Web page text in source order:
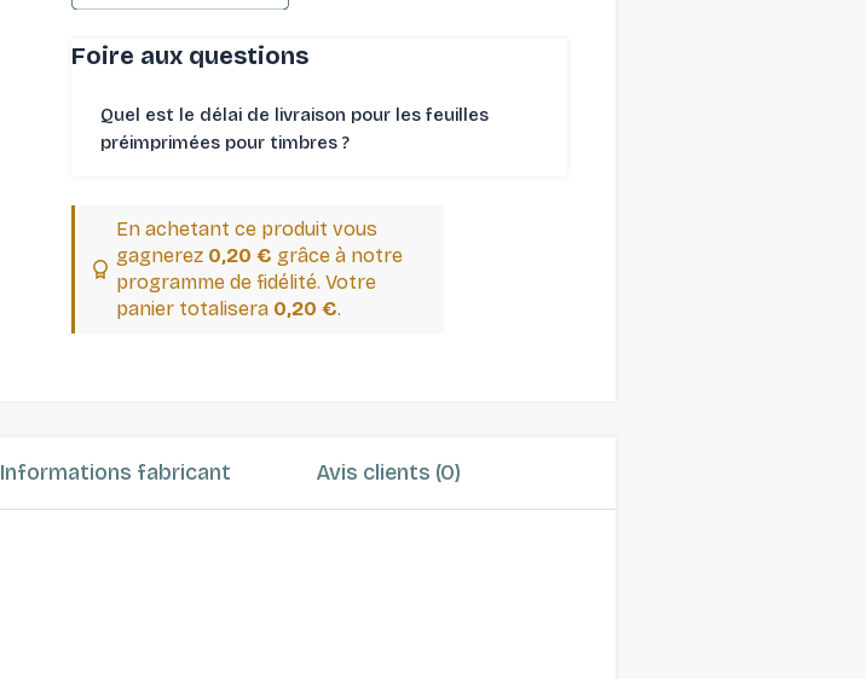
Foire aux questions
Quel est le délai de livraison pour les feuilles
préimprimées pour timbres ⁠?
En achetant ce produit vous
gagnerez 0,20 € grâce à notre
programme de fidélité. Votre
panier totalisera 0,20 €.
Informations fabricant Avis clients (0)